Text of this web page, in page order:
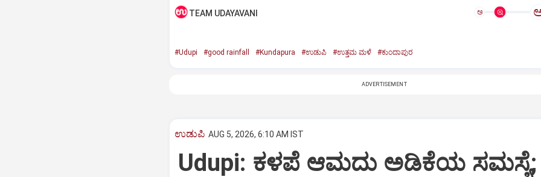
TEAM UDAYAVANI ಅ
#Udupi #good rainfall #Kundapura #ಉಡುಪಿ #ಉತ್ತಮ ಮಳೆ #ಕುಂದಾಪುರ
ADVERTISEMENT
ಉಡುಪಿ AUG 5, 2026, 6:10 AM IST
Udupi: ಕಳಪೆ ಆಮದು ಅಡಿಕೆಯ ಸಮಸ್ಯೆ;